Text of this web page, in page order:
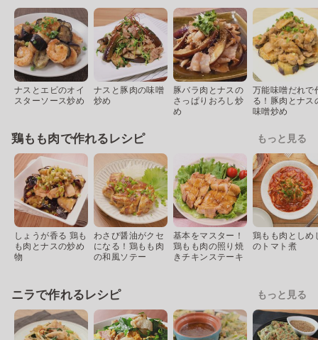
ナスとエビのオイ
スターソース炒め
ナスと豚肉の味噌
炒め
豚バラ肉とナスの
さっぱりおろし炒
め
万能味噌だれで
る！豚肉とナス
味噌炒め
鶏もも肉で作れるレシピ もっと見る
しょうが香る 鶏も
も肉とナスの炒め
物
わさび醤油がクセ
になる！鶏もも肉
の和風ソテー
基本をマスター！
鶏もも肉の照り焼
きチキンステーキ
鶏もも肉としめ
のトマト煮
ニラで作れるレシピ もっと見る